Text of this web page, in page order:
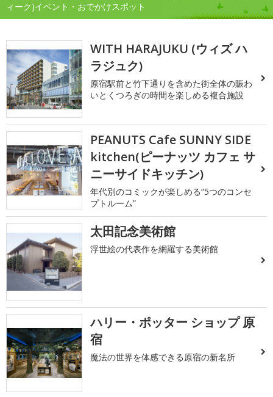
ィーク)イベント・おでかけスポット
WITH HARAJUKU (ウィズ ハ
ラジュク)
原宿駅前と竹下通りを含めた街全体の賑わ
いとくつろぎの時間を楽しめる複合施設
PEANUTS Cafe SUNNY SIDE
kitchen(ピーナッツ カフェ サ
ニーサイドキッチン)
年代別のコミックが楽しめる“5つのコンセ
プトルーム”
太田記念美術館
浮世絵の代表作を網羅する美術館
ハリー・ポッター ショップ 原
宿
魔法の世界を体感できる原宿の新名所